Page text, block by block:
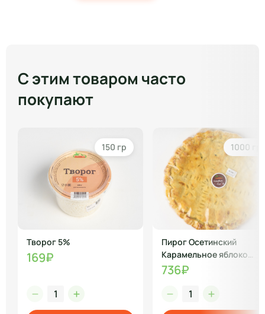
С этим товаром часто
покупают
150 гр
Творог 5%
169₽
1000 гр
Пирог Осетинский
Карамельное яблоко
полуфабрикат
736₽